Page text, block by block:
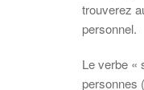
trouverez
personnel.
Le verbe «
personnes